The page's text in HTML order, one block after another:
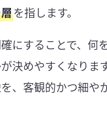
を指します。
にすることで、何
決めやすくなりま
、客観的かつ細や